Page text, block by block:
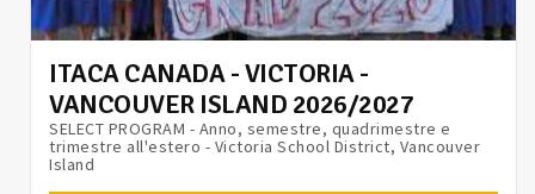
ITACA CANADA - VICTORIA -
VANCOUVER ISLAND 2026/2027
SELECT PROGRAM - Anno, semestre, quadrimestre e
trimestre all'estero - Victoria School District, Vancouver
Island